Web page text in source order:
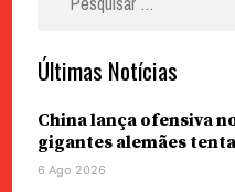
Últimas Notícias
China lança ofensiva
gigantes alemães
6 Ago 2026